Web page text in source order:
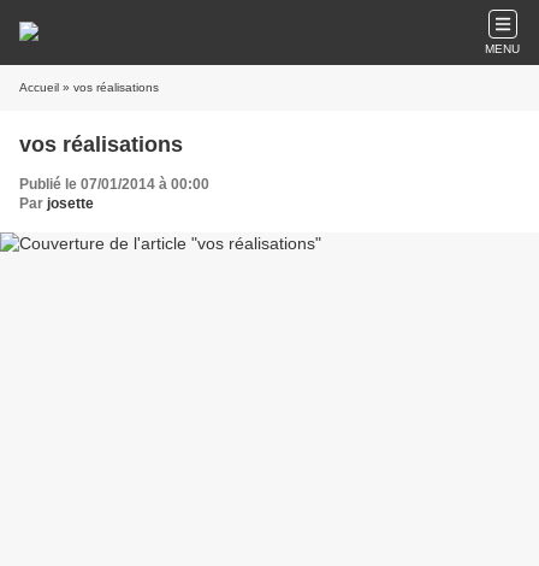
MENU
Accueil » vos réalisations
vos réalisations
Publié le 07/01/2014 à 00:00
Par josette